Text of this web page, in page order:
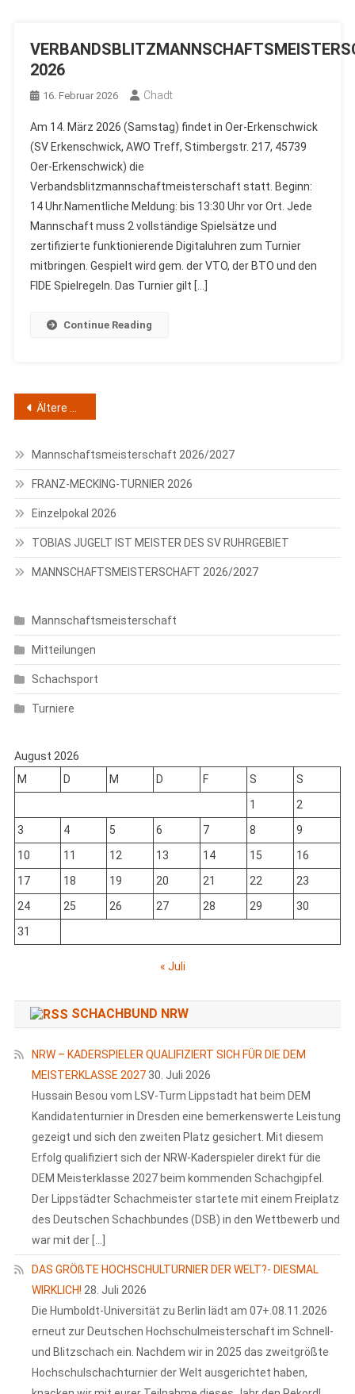
2026
16. Februar 2026 Chadt
Am 14. März 2026 (Samstag) findet in Oer-Erkenschwick
(SV Erkenschwick, AWO Treff, Stimbergstr. 217, 45739
Oer-Erkenschwick) die
Verbandsblitzmannschaftmeisterschaft statt. Beginn:
14 Uhr.Namentliche Meldung: bis 13:30 Uhr vor Ort. Jede
Mannschaft muss 2 vollständige Spielsätze und
zertifizierte funktionierende Digitaluhren zum Turnier
mitbringen. Gespielt wird gem. der VTO, der BTO und den
FIDE Spielregeln. Das Turnier gilt […]
Continue Reading
Beitragsnavigation
Ältere Beiträge
Mannschaftsmeisterschaft 2026/2027
FRANZ-MECKING-TURNIER 2026
Einzelpokal 2026
TOBIAS JUGELT IST MEISTER DES SV RUHRGEBIET
MANNSCHAFTSMEISTERSCHAFT 2026/2027
Mannschaftsmeisterschaft
Mitteilungen
Schachsport
Turniere
August 2026
M
D M D F S
S
1
2
3
4 5 6 7 8
9
10
11 12 13 14 15
16
17
18 19 20 21 22
23
24
25 26 27 28 29
30
31
« Juli
SCHACHBUND NRW
NRW – KADERSPIELER QUALIFIZIERT SICH FÜR DIE DEM
MEISTERKLASSE 2027 30. Juli 2026
Hussain Besou vom LSV-Turm Lippstadt hat beim DEM
Kandidatenturnier in Dresden eine bemerkenswerte Leistung
gezeigt und sich den zweiten Platz gesichert. Mit diesem
Erfolg qualifiziert sich der NRW-Kaderspieler direkt für die
DEM Meisterklasse 2027 beim kommenden Schachgipfel.
Der Lippstädter Schachmeister startete mit einem Freiplatz
des Deutschen Schachbundes (DSB) in den Wettbewerb und
war mit der […]
DAS GRÖßTE HOCHSCHULTURNIER DER WELT?- DIESMAL
WIRKLICH! 28. Juli 2026
Die Humboldt-Universität zu Berlin lädt am 07+.08.11.2026
erneut zur Deutschen Hochschulmeisterschaft im Schnell-
und Blitzschach ein. Nachdem wir in 2025 das zweitgrößte
Hochschulschachturnier der Welt ausgerichtet haben,